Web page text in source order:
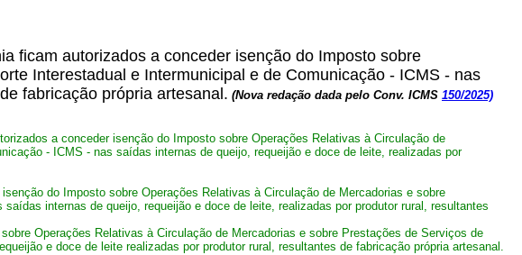
ficam autorizados a conceder isenção do Imposto sobre
Interestadual e Intermunicipal e de Comunicação - ICMS - nas
fabricação própria artesanal. (Nova redação dada pelo Conv. ICMS 150/2025)
a conceder isenção do Imposto sobre Operações Relativas à Circulação de
- ICMS - nas saídas internas de queijo, requeijão e doce de leite, realizadas por
do Imposto sobre Operações Relativas à Circulação de Mercadorias e sobre
internas de queijo, requeijão e doce de leite, realizadas por produtor rural, resultantes
Operações Relativas à Circulação de Mercadorias e sobre Prestações de Serviços de
e doce de leite realizadas por produtor rural, resultantes de fabricação própria artesanal.